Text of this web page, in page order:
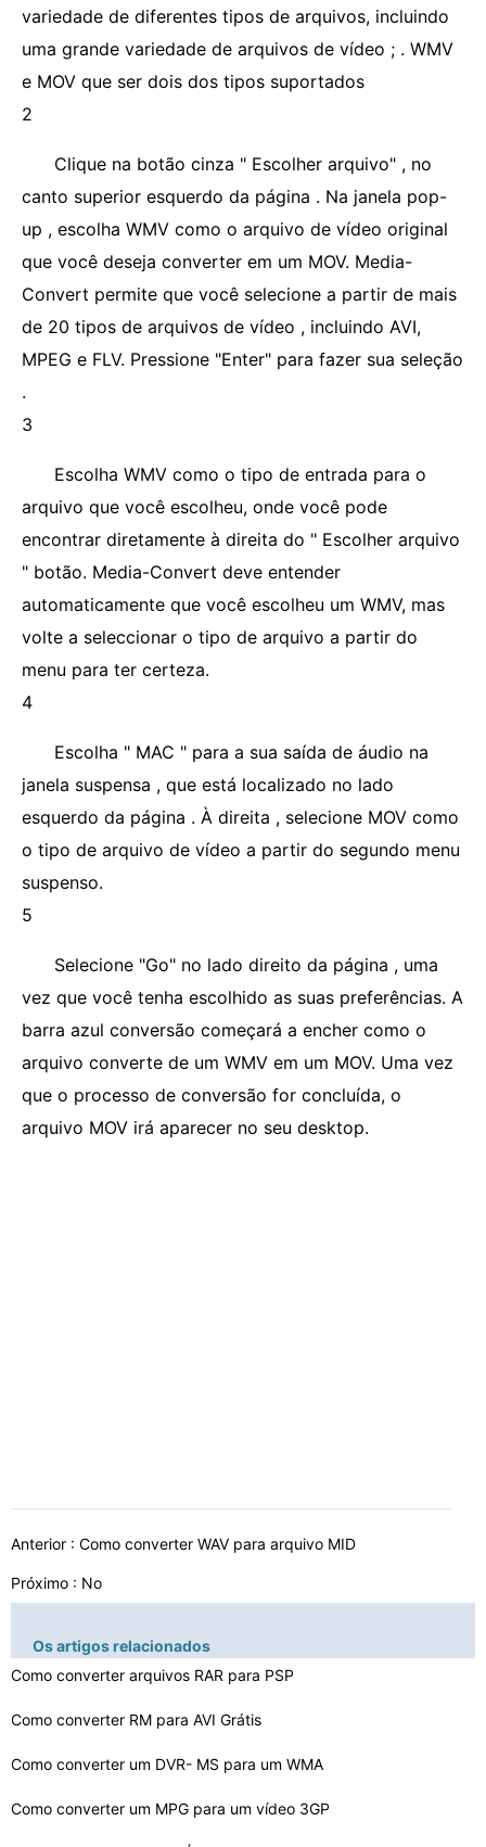
variedade de diferentes tipos de arquivos, incluindo
uma grande variedade de arquivos de vídeo ; . WMV
e MOV que ser dois dos tipos suportados
2
Clique na botão cinza " Escolher arquivo" , no
canto superior esquerdo da página . Na janela pop-
up , escolha WMV como o arquivo de vídeo original
que você deseja converter em um MOV. Media-
Convert permite que você selecione a partir de mais
de 20 tipos de arquivos de vídeo , incluindo AVI,
MPEG e FLV. Pressione "Enter" para fazer sua seleção
.
3
Escolha WMV como o tipo de entrada para o
arquivo que você escolheu, onde você pode
encontrar diretamente à direita do " Escolher arquivo
" botão. Media-Convert deve entender
automaticamente que você escolheu um WMV, mas
volte a seleccionar o tipo de arquivo a partir do
menu para ter certeza.
4
Escolha " MAC " para a sua saída de áudio na
janela suspensa , que está localizado no lado
esquerdo da página . À direita , selecione MOV como
o tipo de arquivo de vídeo a partir do segundo menu
suspenso.
5
Selecione "Go" no lado direito da página , uma
vez que você tenha escolhido as suas preferências. A
barra azul conversão começará a encher como o
arquivo converte de um WMV em um MOV. Uma vez
que o processo de conversão for concluída, o
arquivo MOV irá aparecer no seu desktop.
Anterior : Como converter WAV para arquivo MID
Próximo : No
Os artigos relacionados
Como converter arquivos RAR para PSP
Como converter RM para AVI Grátis
Como converter um DVR- MS para um WMA
Como converter um MPG para um vídeo 3GP